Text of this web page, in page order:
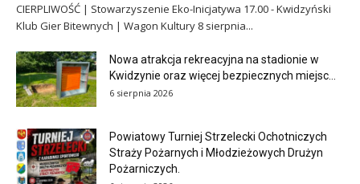
CIERPLIWOŚĆ | Stowarzyszenie Eko-Inicjatywa 17.00 - Kwidzyński
Klub Gier Bitewnych | Wagon Kultury 8 sierpnia...
Nowa atrakcja rekreacyjna na stadionie w
Kwidzynie oraz więcej bezpiecznych miejsc...
6 sierpnia 2026
Powiatowy Turniej Strzelecki Ochotniczych
Straży Pożarnych i Młodzieżowych Drużyn
Pożarniczych.